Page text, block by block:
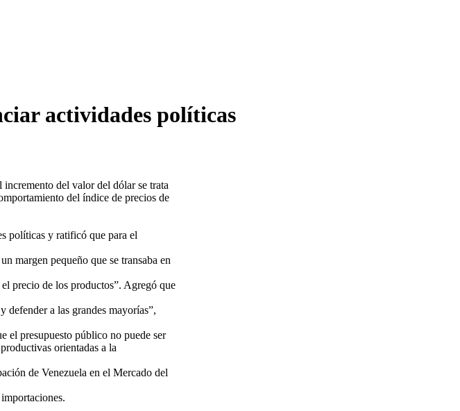
actividades políticas
del valor del dólar se trata
del índice de precios de
políticas y ratificó que para el
margen pequeño que se transaba en
precio de los productos”. Agregó que
defender a las grandes mayorías”,
el presupuesto público no puede ser
orientadas a la
de Venezuela en el Mercado del